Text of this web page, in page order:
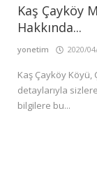
GALERİ
İLETİŞİM
GİRİŞ
Kayıt
Ol
Kaş Çayköy
Hakkında...
yonetim 2020/
Kaş Çayköy Köyü,
detaylarıyla
bilgilere bu...